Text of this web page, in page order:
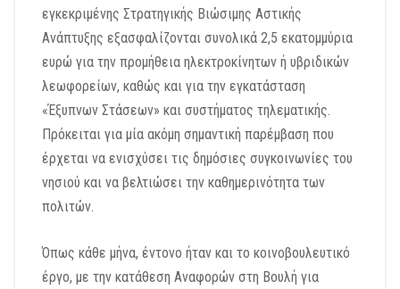
εγκεκριμένης Στρατηγικής Βιώσιμης Αστικής
Ανάπτυξης εξασφαλίζονται συνολικά 2,5 εκατομμύρια
ευρώ για την προμήθεια ηλεκτροκίνητων ή υβριδικών
λεωφορείων, καθώς και για την εγκατάσταση
«Έξυπνων Στάσεων» και συστήματος τηλεματικής.
Πρόκειται για μία ακόμη σημαντική παρέμβαση που
έρχεται να ενισχύσει τις δημόσιες συγκοινωνίες του
νησιού και να βελτιώσει την καθημερινότητα των
πολιτών.
Όπως κάθε μήνα, έντονο ήταν και το κοινοβουλευτικό
έργο, με την κατάθεση Αναφορών στη Βουλή για